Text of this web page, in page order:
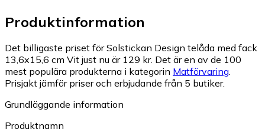
Produktinformation
Det billigaste priset för Solstickan Design telåda med fack
13,6x15,6 cm Vit just nu är 129 kr. Det är en av de 100
mest populära produkterna i kategorin Matförvaring.
Prisjakt jämför priser och erbjudande från 5 butiker.
Grundläggande information
Produktnamn